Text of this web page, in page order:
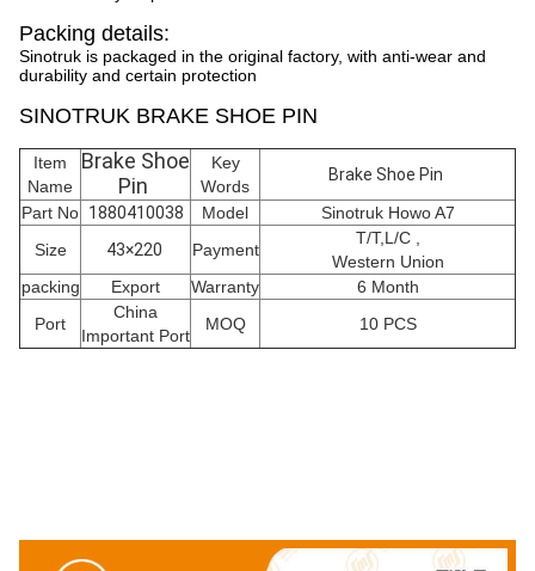
Packing details:
Sinotruk is packaged in the original factory, with anti-wear and
durability and certain protection
SINOTRUK BRAKE SHOE PIN
Item
Name
Brake Shoe
Pin
Key
Words
Brake Shoe Pin
Part No 1880410038 Model
Sinotruk Howo A7
Size
43×220 Payment
T/T,L/C ,
Western Union
packing
Export Warranty
6 Month
Port
China
Important Port
MOQ 10 PCS